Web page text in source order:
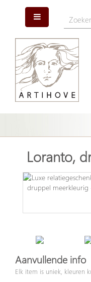
Loranto,
Aanvullende info
Elk item is uniek, kleuren